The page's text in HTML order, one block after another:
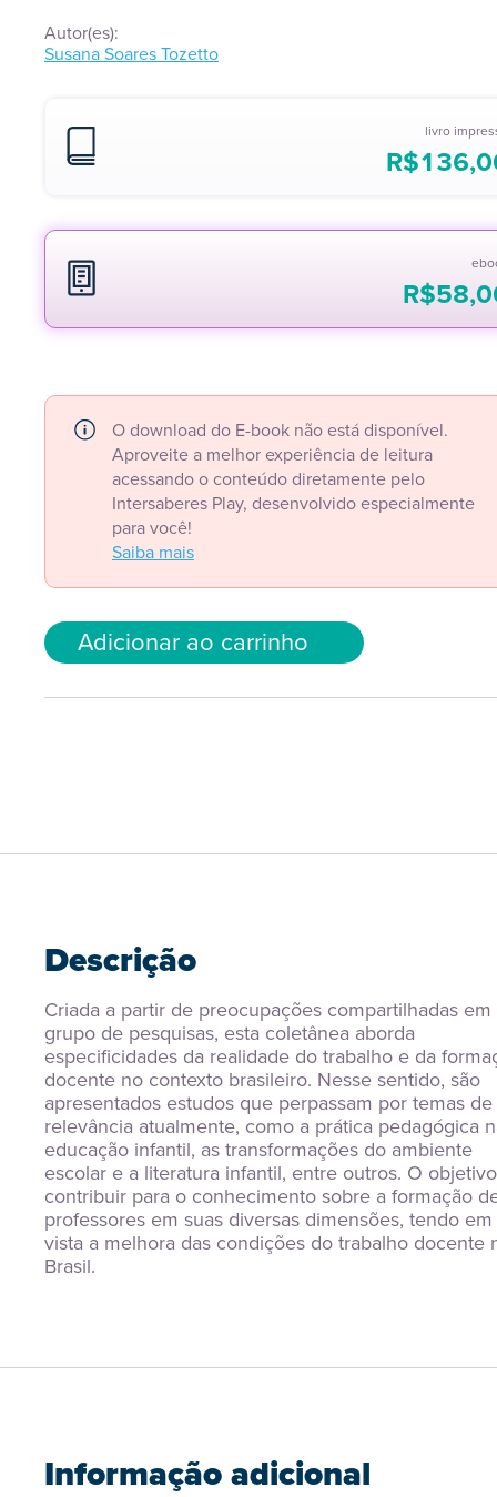
Autor(es):
Susana Soares Tozetto
livro
R$
R$
O download do E-book não está disponível.
Aproveite a melhor experiência de leitura
acessando o conteúdo diretamente pelo
Intersaberes Play, desenvolvido especialmente
para você!
Saiba mais
Adicionar ao carrinho
Descrição
Criada a partir de preocupações compartilhadas
grupo de pesquisas, esta coletânea aborda
especificidades da realidade do trabalho e da
docente no contexto brasileiro. Nesse sentido, são
apresentados estudos que perpassam por temas
relevância atualmente, como a prática pedagógica
educação infantil, as transformações do ambiente
escolar e a literatura infantil, entre outros. O
contribuir para o conhecimento sobre a formação
professores em suas diversas dimensões, tendo em
vista a melhora das condições do trabalho docente
Brasil.
Informação adicional